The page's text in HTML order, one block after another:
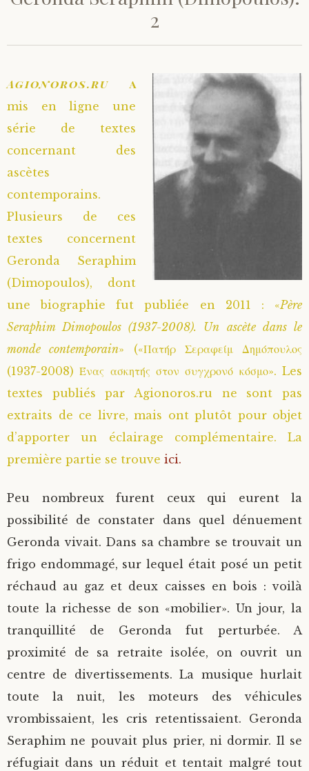
2
Agionoros.ru a
mis en ligne une
série de textes
concernant des
ascètes
contemporains.
Plusieurs de ces
textes concernent
Geronda Seraphim
(Dimopoulos), dont
une biographie fut publiée en 2011 : «Père
Seraphim Dimopoulos (1937-2008). Un ascète dans le
monde contemporain» («Πατήρ Σεραφείμ Δημόπουλος
(1937-2008) Ένας ασκητής στον συγχρονό κόσμο». Les
textes publiés par Agionoros.ru ne sont pas
extraits de ce livre, mais ont plutôt pour objet
d’apporter un éclairage complémentaire. La
première partie se trouve ici.
Peu nombreux furent ceux qui eurent la
possibilité de constater dans quel dénuement
Geronda vivait. Dans sa chambre se trouvait un
frigo endommagé, sur lequel était posé un petit
réchaud au gaz et deux caisses en bois : voilà
toute la richesse de son «mobilier». Un jour, la
tranquillité de Geronda fut perturbée. A
proximité de sa retraite isolée, on ouvrit un
centre de divertissements. La musique hurlait
toute la nuit, les moteurs des véhicules
vrombissaient, les cris retentissaient. Geronda
Seraphim ne pouvait plus prier, ni dormir. Il se
réfugiait dans un réduit et tentait malgré tout